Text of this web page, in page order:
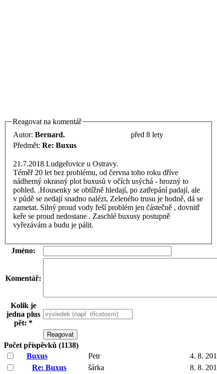
Reagovat na komentář
Autor: Bernard.
před 8 lety
Předmět: Re: Buxus
21.7.2018 Ludgeřovice u Ostravy.
Téměř 20 let bez problému, od června toho roku dříve
nádherný okrasný plot buxusů v očích usýchá - hrozný to
pohled. .Housenky se obtížně hledají, po zatřepání padají, ale
v půdě se nedají snadno nalézt, Zeleného trusu je hodně, dá se
zametat. Silný proud vody řeší problém jen částečně , dovnitř
keře se proud nedostane . Zaschlé buxusy postupně
vyřezávám a budu je pálit.
Jméno:
Komentář:
Kolik je
jedna plus
pět: *
Počet příspěvků (1138)
Buxus
Petr
4. 8.
Re: Buxus
šárka
8. 8.